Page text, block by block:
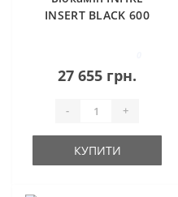
INSERT BLACK 600
27 655 грн.
- +
КУПИТИ